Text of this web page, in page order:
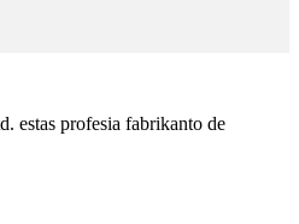
estas profesia fabrikanto de